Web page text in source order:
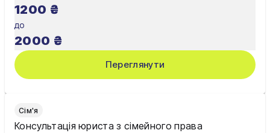
1200 ₴
до
2000 ₴
Переглянути
Сім'я
Консультація юриста з сімейного права